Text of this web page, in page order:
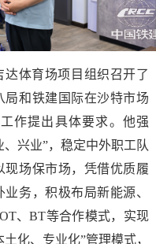
体育场项目组织召开了
和铁建国际在沙特市场
作提出具体要求。他强
兴业”，稳定中外职工队
场保市场，凭借优质履
务，积极布局新能源、
、BT等合作模式，实现
化、专业化”管理模式，